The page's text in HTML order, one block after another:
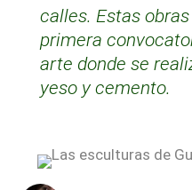
calles. Estas
primera
arte donde se
yeso y cemento.